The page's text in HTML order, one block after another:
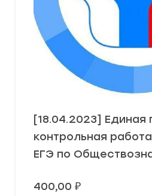
[18.04.2023] Единая
контрольная
ЕГЭ по
400,00 ₽